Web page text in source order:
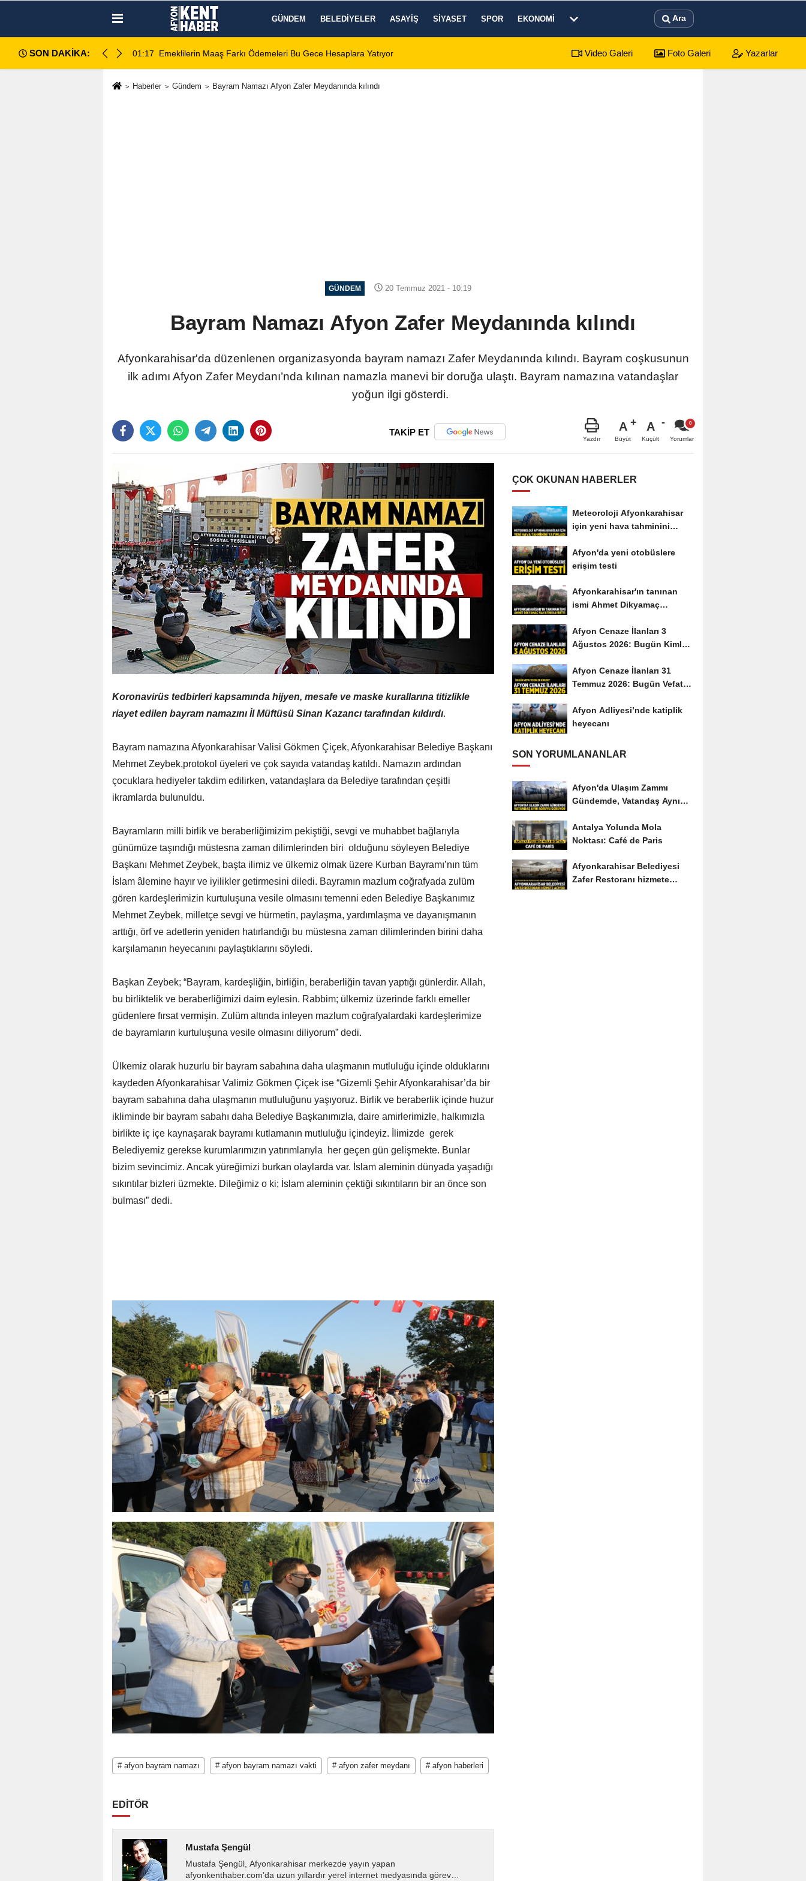
GÜNDEM BELEDIYELER ASAYIŞ SIYASET SPOR EKONOMI Ara
SON DAKİKA:
Hesaplara Yatıyor 01:01 Afyonspor için birlik çağrısı Zafer Meydanı'nda yükseldi Dinar'da beş gün sürecek festival programı açıklandı
Video Galeri Foto Galeri Yazarlar
Haberler Gündem Bayram Namazı Afyon Zafer Meydanında kılındı
GÜNDEM 20 Temmuz 2021 - 10:19
Bayram Namazı Afyon Zafer Meydanında kılındı
Afyonkarahisar'da düzenlenen organizasyonda bayram namazı Zafer Meydanında kılındı. Bayram coşkusunun
ilk adımı Afyon Zafer Meydanı’nda kılınan namazla manevi bir doruğa ulaştı. Bayram namazına vatandaşlar
yoğun ilgi gösterdi.
TAKİP ET
Yazdır
A
Büyüt
A
Küçült Yorumlar
Koronavirüs tedbirleri kapsamında hijyen, mesafe ve maske kurallarına titizlikle
riayet edilen bayram namazını İl Müftüsü Sinan Kazancı tarafından kıldırdı.
Bayram namazına Afyonkarahisar Valisi Gökmen Çiçek, Afyonkarahisar Belediye Başkanı
Mehmet Zeybek,protokol üyeleri ve çok sayıda vatandaş katıldı. Namazın ardından
çocuklara hediyeler takdim edilirken, vatandaşlara da Belediye tarafından çeşitli
ikramlarda bulunuldu.
Bayramların milli birlik ve beraberliğimizim pekiştiği, sevgi ve muhabbet bağlarıyla
günümüze taşındığı müstesna zaman dilimlerinden biri olduğunu söyleyen Belediye
Başkanı Mehmet Zeybek, başta ilimiz ve ülkemiz olmak üzere Kurban Bayramı’nın tüm
İslam âlemine hayır ve iyilikler getirmesini diledi. Bayramın mazlum coğrafyada zulüm
gören kardeşlerimizin kurtuluşuna vesile olmasını temenni eden Belediye Başkanımız
Mehmet Zeybek, milletçe sevgi ve hürmetin, paylaşma, yardımlaşma ve dayanışmanın
arttığı, örf ve adetlerin yeniden hatırlandığı bu müstesna zaman dilimlerinden birini daha
karşılamanın heyecanını paylaştıklarını söyledi.
Başkan Zeybek; “Bayram, kardeşliğin, birliğin, beraberliğin tavan yaptığı günlerdir. Allah,
bu birliktelik ve beraberliğimizi daim eylesin. Rabbim; ülkemiz üzerinde farklı emeller
güdenlere fırsat vermişin. Zulüm altında inleyen mazlum coğrafyalardaki kardeşlerimize
de bayramların kurtuluşuna vesile olmasını diliyorum” dedi.
Ülkemiz olarak huzurlu bir bayram sabahına daha ulaşmanın mutluluğu içinde olduklarını
kaydeden Afyonkarahisar Valimiz Gökmen Çiçek ise “Gizemli Şehir Afyonkarahisar’da bir
bayram sabahına daha ulaşmanın mutluluğunu yaşıyoruz. Birlik ve beraberlik içinde huzur
ikliminde bir bayram sabahı daha Belediye Başkanımızla, daire amirlerimizle, halkımızla
birlikte iç içe kaynaşarak bayramı kutlamanın mutluluğu içindeyiz. İlimizde gerek
Belediyemiz gerekse kurumlarımızın yatırımlarıyla her geçen gün gelişmekte. Bunlar
bizim sevincimiz. Ancak yüreğimizi burkan olaylarda var. İslam aleminin dünyada yaşadığı
sıkıntılar bizleri üzmekte. Dileğimiz o ki; İslam aleminin çektiği sıkıntıların bir an önce son
bulması” dedi.
# afyon bayram namazı # afyon bayram namazı vakti # afyon zafer meydanı # afyon haberleri
EDİTÖR
Mustafa Şengül
Mustafa Şengül, Afyonkarahisar merkezde yayın yapan
afyonkenthaber.com’da uzun yıllardır yerel internet medyasında görev
ÇOK OKUNAN HABERLER
Meteoroloji Afyonkarahisar
için yeni hava tahminini
Afyon'da yeni otobüslere
erişim testi
Afyonkarahisar'ın tanınan
ismi Ahmet Dikyamaç
Afyon Cenaze İlanları 3
Ağustos 2026: Bugün Kimler
Afyon Cenaze İlanları 31
Temmuz 2026: Bugün Vefat
Afyon Adliyesi’nde katiplik
heyecanı
SON YORUMLANANLAR
Afyon'da Ulaşım Zammı
Gündemde, Vatandaş Aynı
Antalya Yolunda Mola
Noktası: Café de Paris
Afyonkarahisar Belediyesi
Zafer Restoranı hizmete